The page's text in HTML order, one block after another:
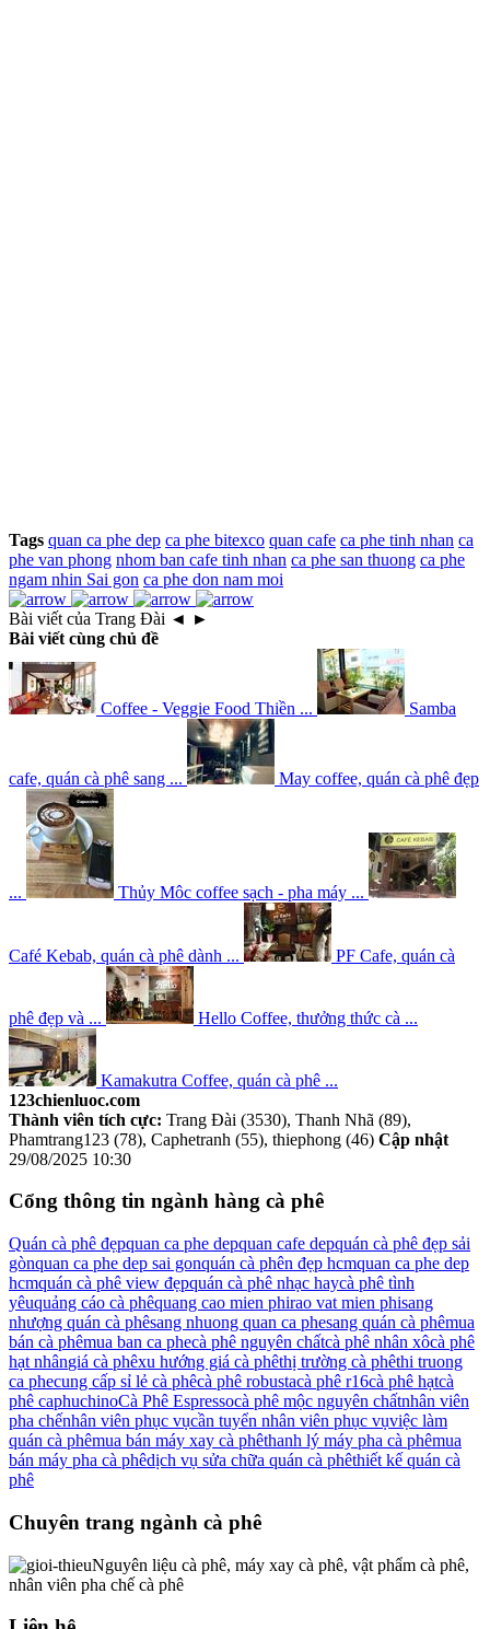
Tags quan ca phe dep ca phe bitexco quan cafe ca phe tinh nhan ca
phe van phong nhom ban cafe tinh nhan ca phe san thuong ca phe
ngam nhin Sai gon ca phe don nam moi
Bài viết của Trang Đài ◄ ►
Bài viết cùng chủ đề
Coffee - Veggie Food Thiền ... Samba
cafe, quán cà phê sang ... May coffee, quán cà phê đẹp
... Thủy Môc coffee sạch - pha máy ...
Café Kebab, quán cà phê dành ... PF Cafe, quán cà
phê đẹp và ... Hello Coffee, thưởng thức cà ...
Kamakutra Coffee, quán cà phê ...
123chienluoc.com
Thành viên tích cực: Trang Đài (3530), Thanh Nhã (89),
Phamtrang123 (78), Caphetranh (55), thiephong (46) Cập nhật
29/08/2025 10:30
Cổng thông tin ngành hàng cà phê
Quán cà phê đẹpquan ca phe depquan cafe depquán cà phê đẹp sải
gònquan ca phe dep sai gonquán cà phên đẹp hcmquan ca phe dep
hcmquán cà phê view đẹpquán cà phê nhạc haycà phê tình
yêuquảng cáo cà phêquang cao mien phirao vat mien phisang
nhượng quán cà phêsang nhuong quan ca phesang quán cà phêmua
bán cà phêmua ban ca phecà phê nguyên chấtcà phê nhân xôcà phê
hạt nhângiá cà phêxu hướng giá cà phêthị trường cà phêthi truong
ca phecung cấp sỉ lẻ cà phêcà phê robustacà phê r16cà phê hạtcà
phê caphuchinoCà Phê Espressocà phê mộc nguyên chấtnhân viên
pha chếnhân viên phục vụcần tuyển nhân viên phục vụviệc làm
quán cà phêmua bán máy xay cà phêthanh lý máy pha cà phêmua
bán máy pha cà phêdịch vụ sửa chữa quán cà phêthiết kế quán cà
phê
Chuyên trang ngành cà phê
Nguyên liệu cà phê, máy xay cà phê, vật phẩm cà phê,
nhân viên pha chế cà phê